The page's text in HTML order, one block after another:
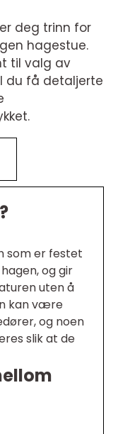
deg trinn for
hagestue.
til valg av
du få detaljerte
som er festet
og gir
uten å
kan være
og noen
slik at de